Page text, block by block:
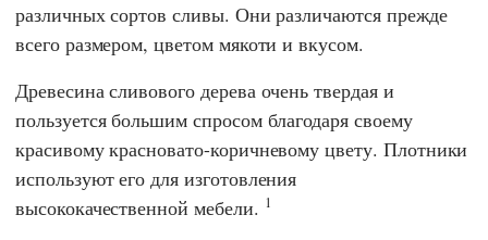
различных сортов сливы. Они различаются прежде
всего размером, цветом мякоти и вкусом.
Древесина сливового дерева очень твердая и
пользуется большим спросом благодаря своему
красивому красновато-коричневому цвету. Плотники
используют его для изготовления
высококачественной мебели. 1